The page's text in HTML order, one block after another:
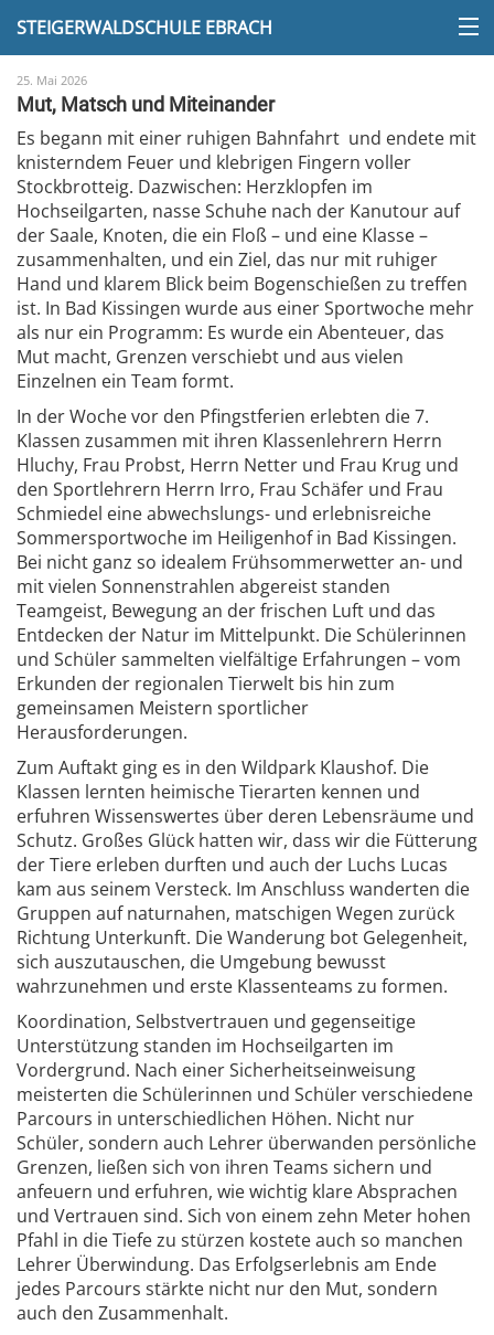
STEIGERWALDSCHULE EBRACH
25. Mai 2026
Mut, Matsch und Miteinander
Es begann mit einer ruhigen Bahnfahrt und endete mit
knisterndem Feuer und klebrigen Fingern voller
Stockbrotteig. Dazwischen: Herzklopfen im
Hochseilgarten, nasse Schuhe nach der Kanutour auf
der Saale, Knoten, die ein Floß – und eine Klasse –
zusammenhalten, und ein Ziel, das nur mit ruhiger
Hand und klarem Blick beim Bogenschießen zu treffen
ist. In Bad Kissingen wurde aus einer Sportwoche mehr
als nur ein Programm: Es wurde ein Abenteuer, das
Mut macht, Grenzen verschiebt und aus vielen
Einzelnen ein Team formt.
In der Woche vor den Pfingstferien erlebten die 7.
Klassen zusammen mit ihren Klassenlehrern Herrn
Hluchy, Frau Probst, Herrn Netter und Frau Krug und
den Sportlehrern Herrn Irro, Frau Schäfer und Frau
Schmiedel eine abwechslungs- und erlebnisreiche
Sommersportwoche im Heiligenhof in Bad Kissingen.
Bei nicht ganz so idealem Frühsommerwetter an- und
mit vielen Sonnenstrahlen abgereist standen
Teamgeist, Bewegung an der frischen Luft und das
Entdecken der Natur im Mittelpunkt. Die Schülerinnen
und Schüler sammelten vielfältige Erfahrungen – vom
Erkunden der regionalen Tierwelt bis hin zum
gemeinsamen Meistern sportlicher
Herausforderungen.
Zum Auftakt ging es in den Wildpark Klaushof. Die
Klassen lernten heimische Tierarten kennen und
erfuhren Wissenswertes über deren Lebensräume und
Schutz. Großes Glück hatten wir, dass wir die Fütterung
der Tiere erleben durften und auch der Luchs Lucas
kam aus seinem Versteck. Im Anschluss wanderten die
Gruppen auf naturnahen, matschigen Wegen zurück
Richtung Unterkunft. Die Wanderung bot Gelegenheit,
sich auszutauschen, die Umgebung bewusst
wahrzunehmen und erste Klassenteams zu formen.
Koordination, Selbstvertrauen und gegenseitige
Unterstützung standen im Hochseilgarten im
Vordergrund. Nach einer Sicherheitseinweisung
meisterten die Schülerinnen und Schüler verschiedene
Parcours in unterschiedlichen Höhen. Nicht nur
Schüler, sondern auch Lehrer überwanden persönliche
Grenzen, ließen sich von ihren Teams sichern und
anfeuern und erfuhren, wie wichtig klare Absprachen
und Vertrauen sind. Sich von einem zehn Meter hohen
Pfahl in die Tiefe zu stürzen kostete auch so manchen
Lehrer Überwindung. Das Erfolgserlebnis am Ende
jedes Parcours stärkte nicht nur den Mut, sondern
auch den Zusammenhalt.